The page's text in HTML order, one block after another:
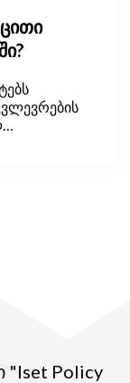
"Iset Policy